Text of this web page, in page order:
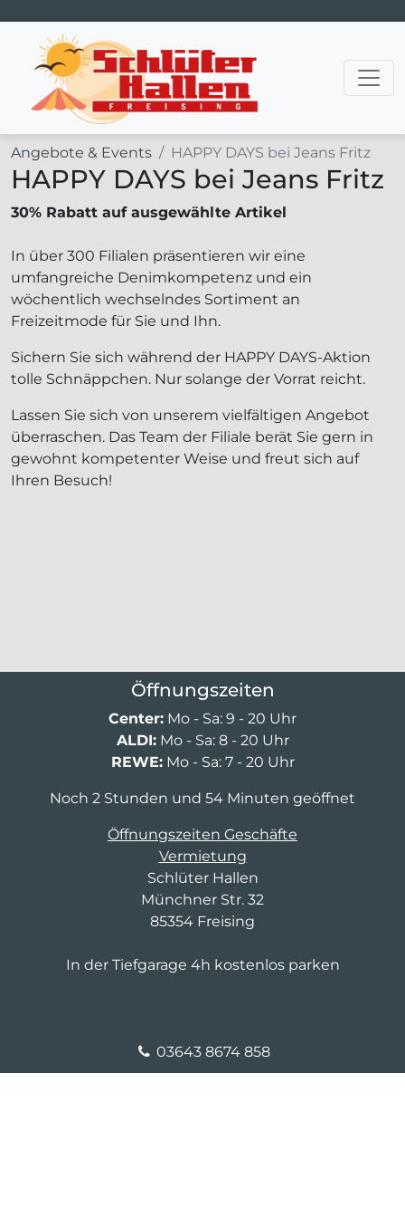
Hauptnavigation
Angebote & Events HAPPY DAYS bei Jeans Fritz
HAPPY DAYS bei Jeans Fritz
30% Rabatt auf ausgewählte Artikel
In über 300 Filialen präsentieren wir eine
umfangreiche Denimkompetenz und ein
wöchentlich wechselndes Sortiment an
Freizeitmode für Sie und Ihn.
Sichern Sie sich während der HAPPY DAYS-Aktion
tolle Schnäppchen. Nur solange der Vorrat reicht.
Lassen Sie sich von unserem vielfältigen Angebot
überraschen. Das Team der Filiale berät Sie gern in
gewohnt kompetenter Weise und freut sich auf
Ihren Besuch!
Öffnungszeiten
Center: Mo - Sa: 9 - 20 Uhr
ALDI:Mo - Sa: 8 - 20 Uhr
REWE:Mo - Sa: 7 - 20 Uhr
Noch 2 Stunden und 54 Minuten geöffnet
Öffnungszeiten Geschäfte
Vermietung
Schlüter Hallen
Münchner Str. 32
85354 Freising
In der Tiefgarage 4h kostenlos parken
03643 8674 858